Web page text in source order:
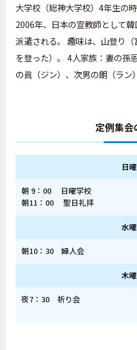
大学校（総神大学校）4年生の
2006年、日本の宣教師として
派遣される。 趣味は、山登り
を登った）。 4人家族：妻の孫
の眞（ジン）、次男の朗（ラン
定例集会
日
朝 9：00 日曜学校
朝11：00 聖日礼拝
水
朝10：30 婦人会
木
夜7：30 祈り会